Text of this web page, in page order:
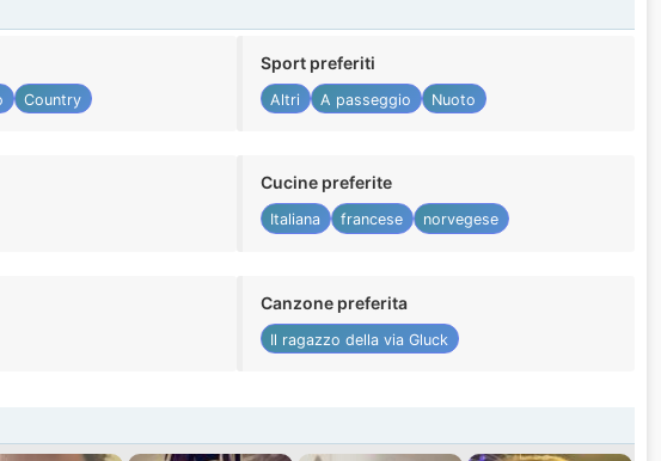
Country
Sport preferiti
Altri A passeggio Nuoto
Cucine preferite
Italiana francese norvegese
Canzone preferita
Il ragazzo della via Gluck